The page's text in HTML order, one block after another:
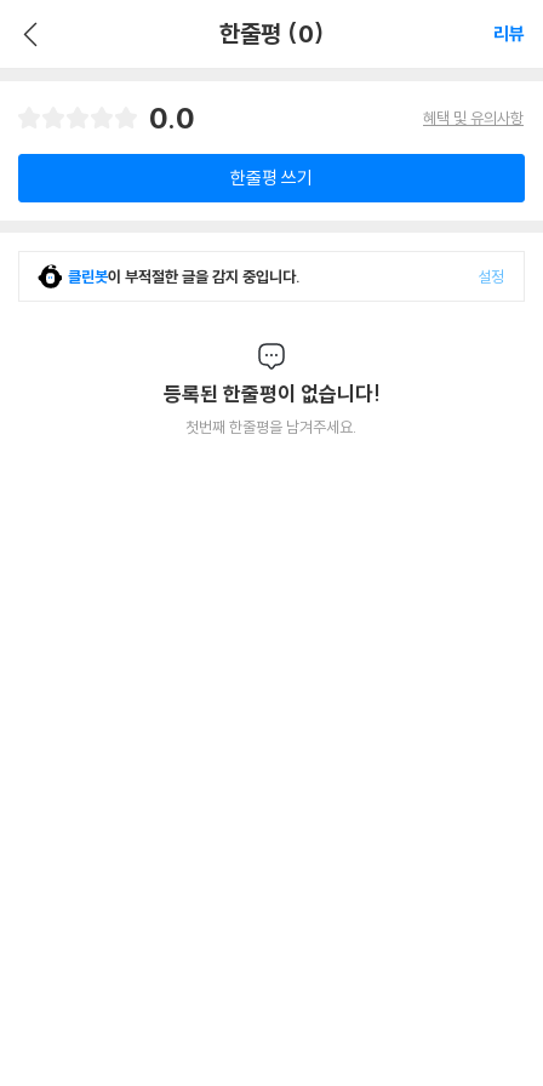
한줄평 (0) 리뷰
0.0 혜택 및 유의사항
한줄평 쓰기
클린봇이 부적절한 글을 감지 중입니다. 설정
등록된 한줄평이 없습니다!
첫번째 한줄평을 남겨주세요.